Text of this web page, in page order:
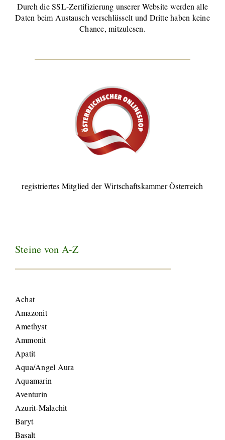
Durch die SSL-Zertifizierung unserer Website werden alle
Daten beim Austausch verschlüsselt und Dritte haben keine
Chance, mitzulesen.
registriertes Mitglied der Wirtschaftskammer Österreich
Steine von A-Z
Achat
Amazonit
Amethyst
Ammonit
Apatit
Aqua/Angel Aura
Aquamarin
Aventurin
Azurit-Malachit
Baryt
Basalt